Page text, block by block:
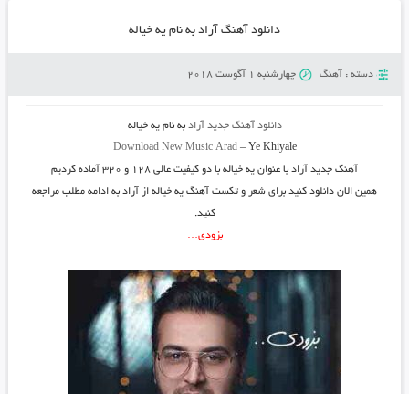
دانلود آهنگ آراد به نام یه خیاله
دسته : آهنگ چهارشنبه 1 آگوست 2018
دانلود آهنگ جدید آراد به نامیه خیاله
Download New Music Arad– Ye Khiyale
آهنگ جدید آرادبا عنوان یه خیالهبا دو کیفیت عالی ۱۲۸ و ۳۲۰ آماده کردیم
همین الان دانلود کنید برای شعر و تکست آهنگ یه خیاله از آراد به ادامه مطلب مراجعه
کنید.
بزودی…